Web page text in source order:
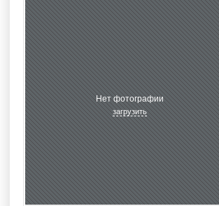
Нет фотографии
загрузить